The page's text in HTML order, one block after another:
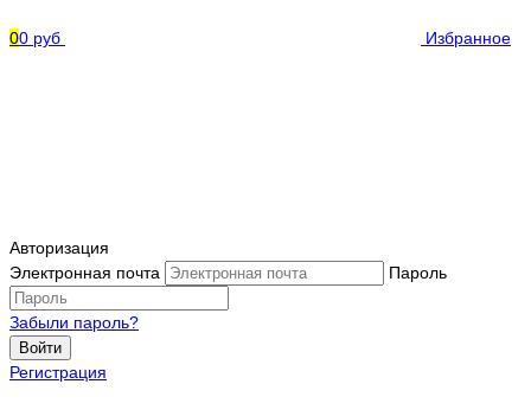
00 руб Избранное
Авторизация
Электронная почта
Пароль
Забыли пароль?
Войти
Регистрация